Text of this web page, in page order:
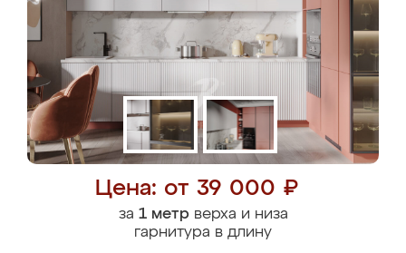
Цена: от 39 000 ₽
за 1 метрверха и низа
гарнитура в длину